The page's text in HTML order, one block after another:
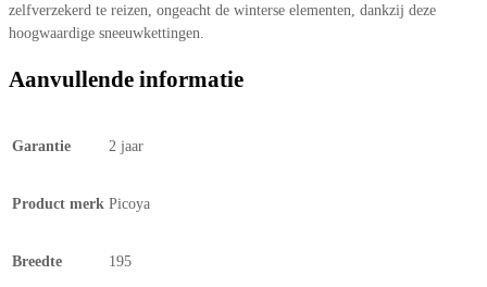
zelfverzekerd te reizen, ongeacht de winterse elementen, dankzij deze
hoogwaardige sneeuwkettingen.
Aanvullende informatie
Garantie 2 jaar
Product merk Picoya
Breedte 195